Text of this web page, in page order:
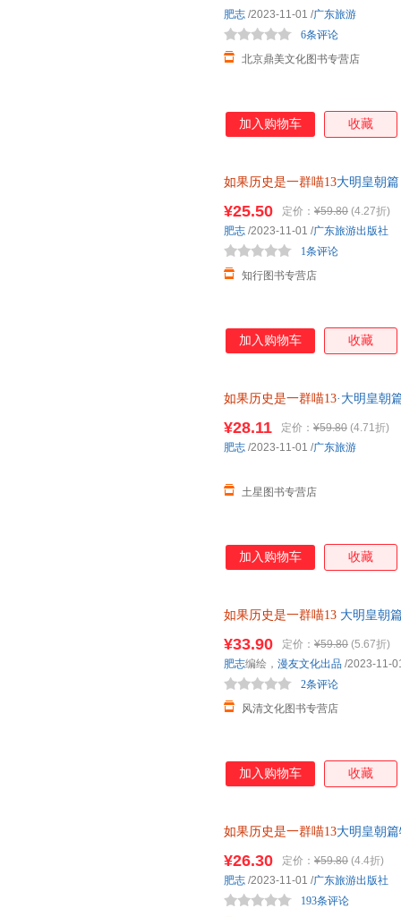
北京鼎美文化图书专营店
6条评论
肥志 /2023-11-01 /广东旅游
加入购物车 收藏
如果历史是一群喵13大明皇朝
¥25.50 定价： ¥59.80 (4.27折)
知行图书专营店
1条评论
肥志 /2023-11-01 /广东旅游出版社
加入购物车 收藏
如果历史是一群喵13·大明皇朝
¥28.11 定价： ¥59.80 (4.71折)
土星图书专营店
肥志 /2023-11-01 /广东旅游
加入购物车 收藏
如果历史是一群喵13 大明皇朝
¥33.90 定价： ¥59.80 (5.67折)
风清文化图书专营店
2条评论
肥志编绘， 漫友文化出品 /2023-11-
加入购物车 收藏
如果历史是一群喵13大明皇朝
¥26.30 定价： ¥59.80 (4.4折)
193条评论
肥志 /2023-11-01 /广东旅游出版社